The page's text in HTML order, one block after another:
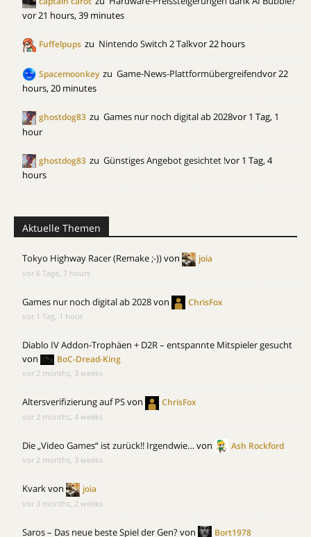
vor 21 hours, 39 minutes
Fuffelpups zu Nintendo Switch 2 Talkvor 22 hours
Spacemoonkey zu Game-News-Plattformübergreifendvor 22
hours, 20 minutes
ghostdog83 zu Games nur noch digital ab 2028vor 1 Tag, 1
hour
ghostdog83 zu Günstiges Angebot gesichtet !vor 1 Tag, 4
hours
Aktuelle Themen
Tokyo Highway Racer (Remake ;-))von joia
vor 6 Tage, 7 hours
Games nur noch digital ab 2028von ChrisFox
vor 1 Tag, 1 hour
Diablo IV Addon-Trophäen + D2R – entspannte Mitspieler gesucht
von
BoC-Dread-King
vor 2 months, 3 weeks
Altersverifizierung auf PSvon ChrisFox
vor 2 months, 4 weeks
Die „Video Games“ ist zurück!! Irgendwie…von Ash Rockford
vor 2 months, 3 weeks
Kvarkvon joia
vor 3 months, 2 weeks
Saros – Das neue beste Spiel der Gen?von Bort1978